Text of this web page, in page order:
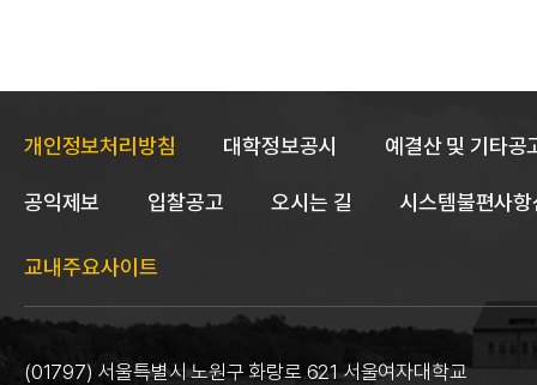
개인정보처리방침 대학정보공시 예결산 및 기타공
공익제보 입찰공고 오시는 길 시스템불편사
교내주요사이트
(01797) 서울특별시 노원구 화랑로 621 서울여자대학교